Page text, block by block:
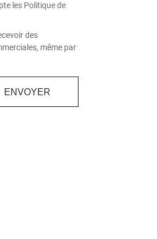
les Politique de
des
même par
ENVOYER